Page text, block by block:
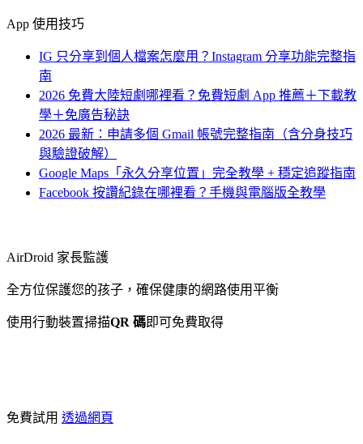
App 使用技巧
IG 只分享到個人檔案怎麼用？Instagram 分享功能完整指
南
2026 免費大陸短劇哪裡看？免費短劇 App 推薦＋下載教
學＋免廣告秘訣
2026 最新：申請多個 Gmail 帳號完整指南（含分身技巧
與驗證破解）
Google Maps「永久分享位置」完全教學 + 穩定追蹤指南
Facebook 按讚紀錄在哪裡看？手機與電腦版全教學
AirDroid 家長監護
全方位保護您的孩子，確保健康的網路使用平衡
使用行動裝置掃描QR 碼即可免費取得
免費試用 透過網頁